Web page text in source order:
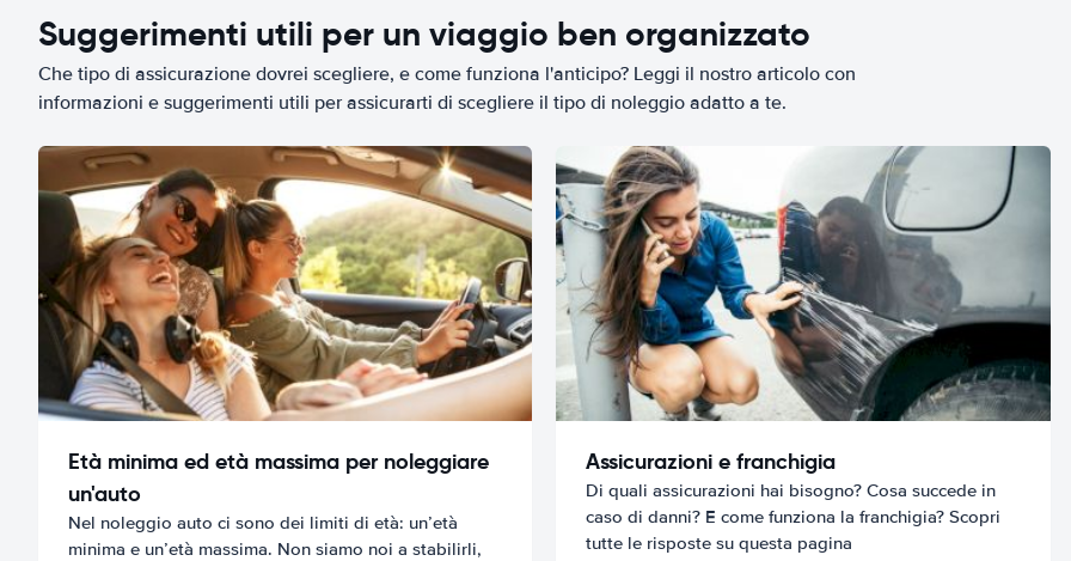
Suggerimenti utili per un viaggio ben organizzato
Che tipo di assicurazione dovrei scegliere, e come funziona l'anticipo? Leggi il nostro articolo con
informazioni e suggerimenti utili per assicurarti di scegliere il tipo di noleggio adatto a te.
Età minima ed età massima per noleggiare
un'auto
Nel noleggio auto ci sono dei limiti di età: un’età
minima e un’età massima. Non siamo noi a stabilirli,
Assicurazioni e franchigia
Di quali assicurazioni hai bisogno? Cosa succede in
caso di danni? E come funziona la franchigia? Scopri
tutte le risposte su questa pagina